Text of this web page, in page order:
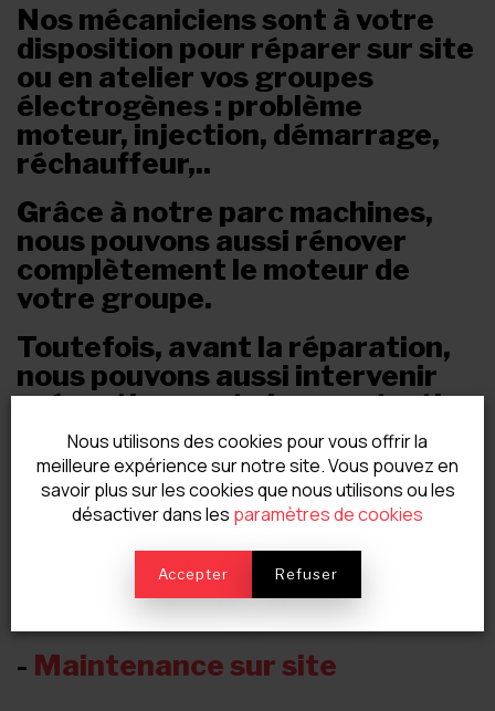
Nos mécaniciens sont à votre
disposition pour réparer sur site
ou en atelier vos groupes
électrogènes : problème
moteur, injection, démarrage,
réchauffeur,..
Grâce à notre parc machines,
nous pouvons aussi rénover
complètement le moteur de
votre groupe.
Toutefois, avant la réparation,
nous pouvons aussi intervenir
préventivement via un entretien
pour éviter l'immobilisation.
Pour plus d'informations, nous
vous invitons à visiter les pages
cliquant sur les liens suivants:
Remise à neuf du moteur
- Maintenance sur site
Nous utilisons des cookies pour vous offrir la
meilleure expérience sur notre site. Vous pouvez en
savoir plus sur les cookies que nous utilisons ou les
désactiver dans les paramètres de cookies
Accepter Refuser